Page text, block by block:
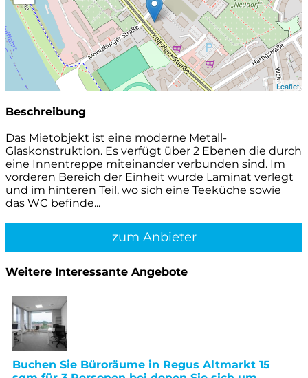
Leaflet
Beschreibung
Das Mietobjekt ist eine moderne Metall-
Glaskonstruktion. Es verfügt über 2 Ebenen die durch
eine Innentreppe miteinander verbunden sind. Im
vorderen Bereich der Einheit wurde Laminat verlegt
und im hinteren Teil, wo sich eine Teeküche sowie
das WC befinde...
zum Anbieter
Weitere Interessante Angebote
Buchen Sie Büroräume in Regus Altmarkt 15